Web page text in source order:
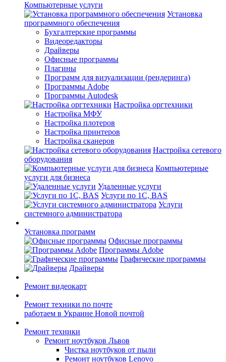
Компьютерные услуги
Установка
программного обеспечения
Бухгалтерские программы
Видеоредакторы
Драйверы
Офисные программы
Плагины
Программ для визуализации (рендеринга)
Программы Adobe
Программы Autodesk
Настройка оргтехники
Настройка МФУ
Настройка плотеров
Настройка принтеров
Настройка сканеров
Настройка сетевого
оборудования
Компьютерные
услуги для бизнеса
Удаленные услуги
Услуги по 1С, BAS
Услуги
системного администратора
Установка программ
Офисные программы
Программы Adobe
Графические программы
Драйверы
Ремонт видеокарт
Ремонт техники по почте
работаем в Украине Новой почтой
Ремонт техники
Ремонт ноутбуков Львов
Чистка ноутбуков от пыли
Ремонт ноутбуков Lenovo